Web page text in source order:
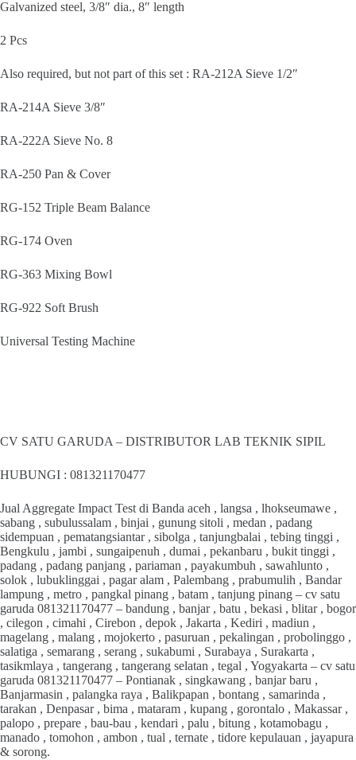
Galvanized steel, 3/8″ dia., 8″ length
2 Pcs
Also required, but not part of this set : RA-212A Sieve 1/2″
RA-214A Sieve 3/8″
RA-222A Sieve No. 8
RA-250 Pan & Cover
RG-152 Triple Beam Balance
RG-174 Oven
RG-363 Mixing Bowl
RG-922 Soft Brush
Universal Testing Machine
CV SATU GARUDA – DISTRIBUTOR LAB TEKNIK SIPIL
HUBUNGI : 081321170477
Jual Aggregate Impact Test di Banda aceh , langsa , lhokseumawe ,
sabang , subulussalam , binjai , gunung sitoli , medan , padang
sidempuan , pematangsiantar , sibolga , tanjungbalai , tebing tinggi ,
Bengkulu , jambi , sungaipenuh , dumai , pekanbaru , bukit tinggi ,
padang , padang panjang , pariaman , payakumbuh , sawahlunto ,
solok , lubuklinggai , pagar alam , Palembang , prabumulih , Bandar
lampung , metro , pangkal pinang , batam , tanjung pinang – cv satu
garuda 081321170477 – bandung , banjar , batu , bekasi , blitar , bogor
, cilegon , cimahi , Cirebon , depok , Jakarta , Kediri , madiun ,
magelang , malang , mojokerto , pasuruan , pekalingan , probolinggo ,
salatiga , semarang , serang , sukabumi , Surabaya , Surakarta ,
tasikmlaya , tangerang , tangerang selatan , tegal , Yogyakarta – cv satu
garuda 081321170477 – Pontianak , singkawang , banjar baru ,
Banjarmasin , palangka raya , Balikpapan , bontang , samarinda ,
tarakan , Denpasar , bima , mataram , kupang , gorontalo , Makassar ,
palopo , prepare , bau-bau , kendari , palu , bitung , kotamobagu ,
manado , tomohon , ambon , tual , ternate , tidore kepulauan , jayapura
& sorong.